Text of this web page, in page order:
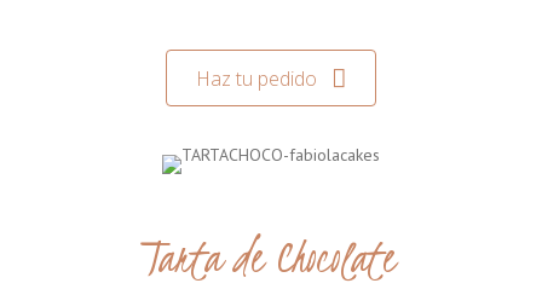
Haz tu pedido
Tarta de Chocolate